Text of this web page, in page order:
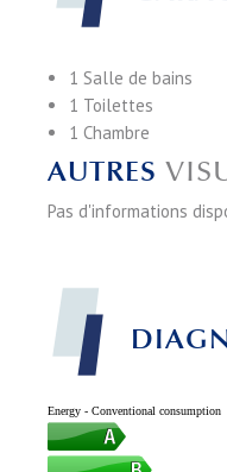
1 Salle de bains
1 Toilettes
1 Chambre
AUTRES
Pas d'informations